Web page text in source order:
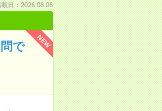
日：2026.08.06
NEW
で